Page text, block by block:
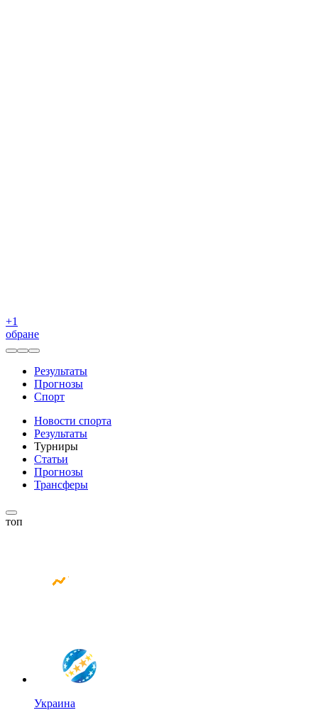
+1
обране
Результаты
Прогнозы
Спорт
Новости спорта
Результаты
Турниры
Статьи
Прогнозы
Трансферы
топ
Украина